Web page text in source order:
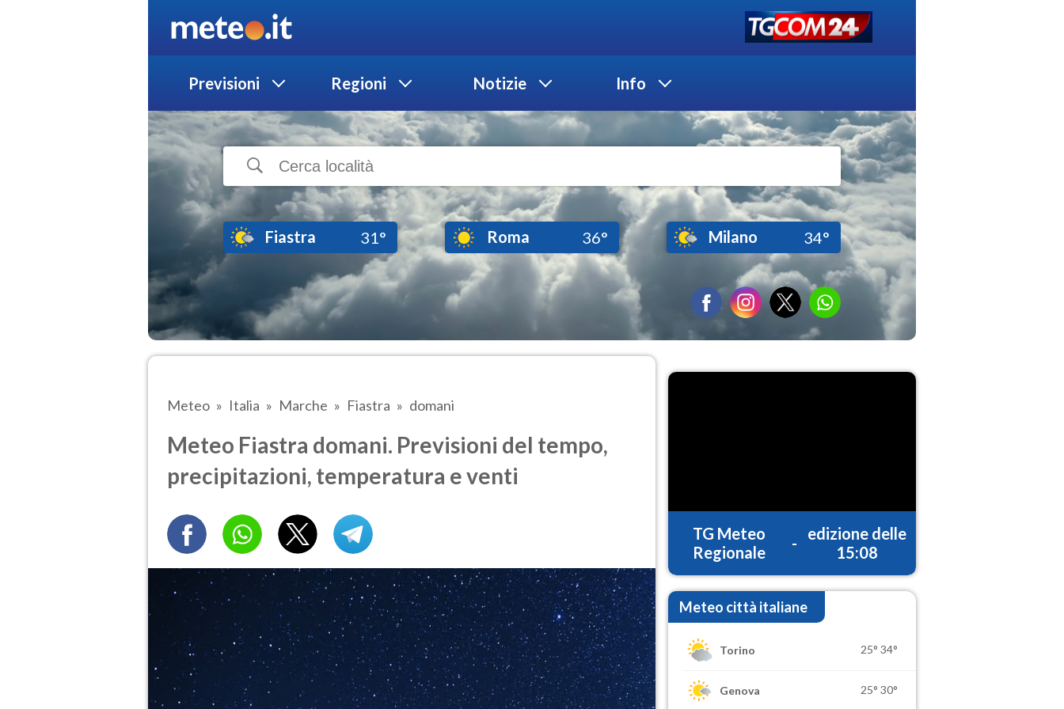
Previsioni Regioni Notizie Info
Fiastra 31° Roma 36° Milano 34°
Meteo Italia Marche Fiastra domani
Meteo Fiastra domani. Previsioni del tempo,
precipitazioni, temperatura e venti
TG Meteo
Regionale
-
edizione delle
15:08
Meteo città italiane
Torino 25° 34°
Genova 25° 30°